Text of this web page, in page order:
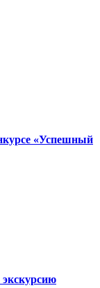
«Успешный